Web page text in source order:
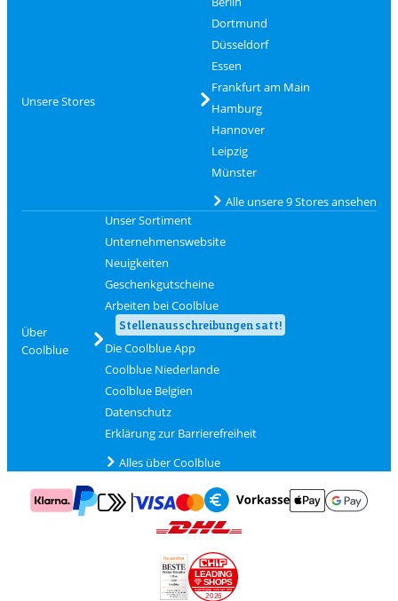
Unsere Stores
Dortmund
Düsseldorf
Essen
Frankfurt am Main
Hamburg
Hannover
Leipzig
Münster
Alle unsere 9 Stores ansehen
Über
Coolblue
Unser Sortiment
Unternehmenswebsite
Neuigkeiten
Geschenkgutscheine
Arbeiten bei Coolblue
Stellenausschreibungen satt!
Die Coolblue App
Coolblue Niederlande
Coolblue Belgien
Datenschutz
Erklärung zur Barrierefreiheit
Alles über Coolblue
Zahlung mit PayPal
Zahlung mit Mastercard und Visa über Click to Pay
Zahlung mit Vorkasse
2026
LEADING
SHOPS